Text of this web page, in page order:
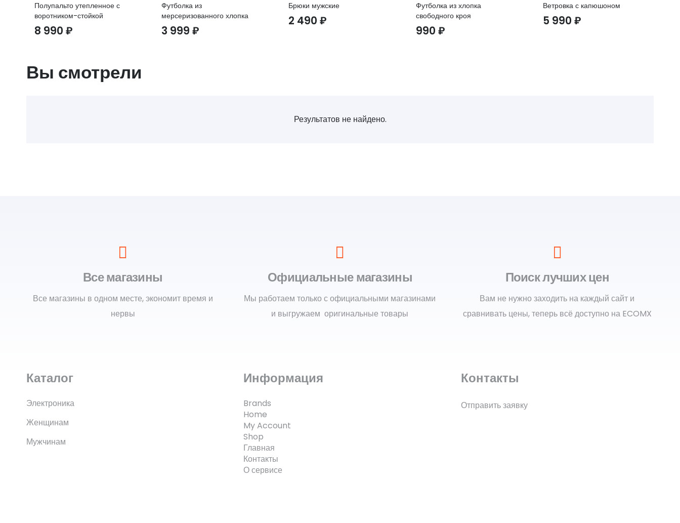
Полупальто утепленное с
воротником-стойкой
8 990 ₽
Футболка из
мерсеризованного хлопка
3 999₽
Брюки мужские
2 490₽
Футболка из хлопка
свободного кроя
990 ₽
Ветровка с капюшоном
5 990 ₽
Вы смотрели
Результатов не найдено.
Все магазины
Все магазины в одном месте, экономит время и
нервы
Официальные магазины
Мы работаем только с официальными магазинами
и выгружаем оригинальные товары
Поиск лучших цен
Вам не нужно заходить на каждый сайт и
сравнивать цены, теперь всё доступно на ECOMX
Каталог
Электроника
Женщинам
Мужчинам
Информация
Brands
Home
My Account
Shop
Главная
Контакты
О сервисе
Контакты
Отправить заявку